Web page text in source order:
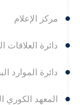
مركز الإعلام
دائرة العلاقات
دائرة الموارد
المعهد الكوري